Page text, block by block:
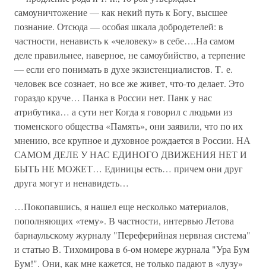
самоуничтожение — как некий путь к Богу, высшее
познание. Отсюда — особая шкала добродетелей: в
частности, ненависть к «человеку» в себе….На самом
деле правильнее, наверное, не самоубийство, а терпение
— если его понимать в духе экзистенциалистов. Т. е.
человек все сознает, но все же живет, что-то делает. Это
гораздо круче… Панка в России нет. Панк у нас
атрибутика… а сути нет Когда я говорил с людьми из
тюменского общества «Память», они заявили, что по их
мнению, все крупное и духовное рождается в России. НА
САМОМ ДЕЛЕ У НАС ЕДИНОГО ДВИЖЕНИЯ НЕТ И
БЫТЬ НЕ МОЖЕТ… Единицы есть… причем они друг
друга могут и ненавидеть…
…Покопавшись, я нашел еще несколько материалов,
пополняющих «тему». В частности, интервью Летова
барнаульскому журналу "Переферийная нервная система"
и статью В. Тихомирова в 6-ом номере журнала "Ура Бум
Бум!". Они, как мне кажется, не только падают в «лузу»